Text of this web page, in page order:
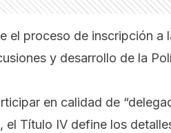
el proceso de inscripción a
y desarrollo de la
en calidad de
el Título IV define los